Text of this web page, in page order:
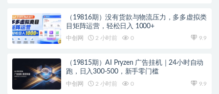
（19816期）没有货款与物流压力，多多虚拟类
目矩阵运营，轻松日入 1000+
中创网 2 小时前 0 9.9
（19815期）AI Pryzen 广告挂机｜24小时自动
跑，日入300-500，新手零门槛
中创网 2 小时前 0 9.9